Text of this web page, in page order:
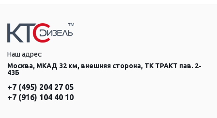
Наш адрес:
Москва, МКАД 32 км, внешняя сторона, ТК ТРАКТ пав. 2-
43Б
+7 (495) 204 27 05
+7 (916) 104 40 10